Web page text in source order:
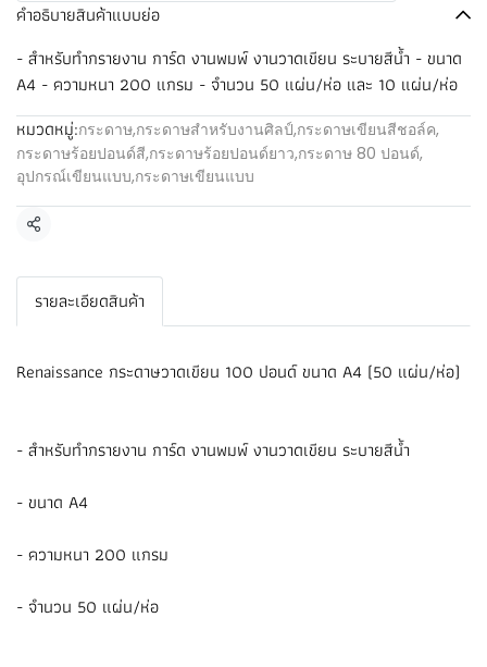
คำอธิบายสินค้าแบบย่อ
- สำหรับทำกรายงาน การ์ด งานพมพ์ งานวาดเขียน ระบายสีน้ำ - ขนาด
A4 - ความหนา 200 แกรม - จำนวน 50 แผ่น/ห่อ และ 10 แผ่น/ห่อ
หมวดหมู่:กระดาษ,กระดาษสำหรับงานศิลป์,กระดาษเขียนสีชอล์ค,
กระดาษร้อยปอนด์สี,กระดาษร้อยปอนด์ยาว,กระดาษ 80 ปอนด์,
อุปกรณ์เขียนแบบ,กระดาษเขียนแบบ
แชร์
รายละเอียดสินค้า
Renaissance กระดาษวาดเขียน 100 ปอนด์ ขนาด A4 (50 แผ่น/ห่อ)
- สำหรับทำกรายงาน การ์ด งานพมพ์ งานวาดเขียน ระบายสีน้ำ
- ขนาด A4
- ความหนา 200 แกรม
- จำนวน 50 แผ่น/ห่อ